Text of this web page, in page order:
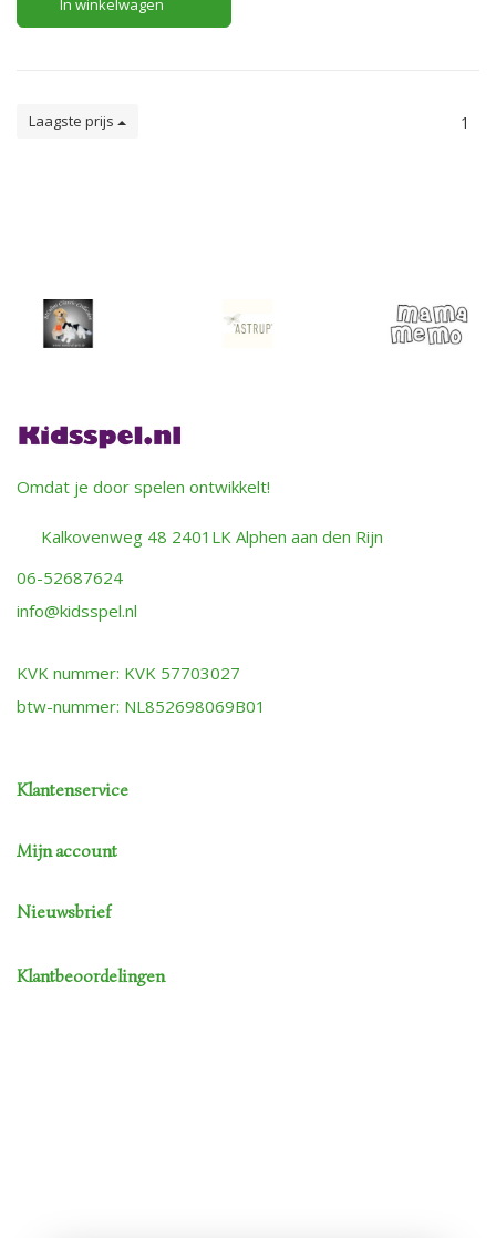
In winkelwagen
Laagste prijs 1
Omdat je door spelen ontwikkelt!
Kalkovenweg 48 2401LK Alphen aan den Rijn
06-52687624
info@kidsspel.nl
KVK nummer: KVK 57703027
btw-nummer: NL852698069B01
Klantenservice
Mijn account
Nieuwsbrief
Klantbeoordelingen